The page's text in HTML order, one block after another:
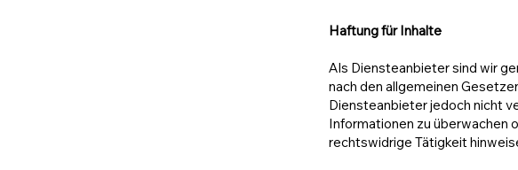
Haftung für Inhalte
Als Diensteanbieter sind wir
nach den allgemeinen
Diensteanbieter jedoch nicht
Informationen zu überwachen
rechtswidrige Tätigkeit